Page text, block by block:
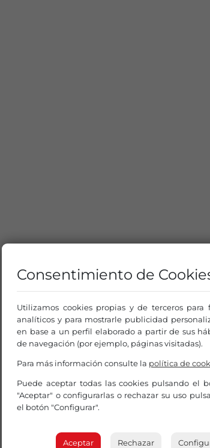
Consentimiento de
Utilizamos cookies propias y de terceros para
analíticos y para mostrarle publicidad
en base a un perfil elaborado a partir de sus
de navegación (por ejemplo, páginas visitadas).
Para más información consulte la política de
Puede aceptar todas las cookies pulsando el
"Aceptar" o configurarlas o rechazar su uso
el botón "Configurar".
Aceptar Rechazar